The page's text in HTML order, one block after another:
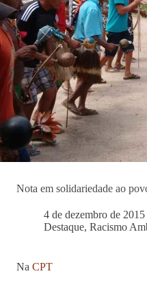
Nota em solidariedade ao
4 de dezembro de 2015
Destaque, Racismo
Na CPT